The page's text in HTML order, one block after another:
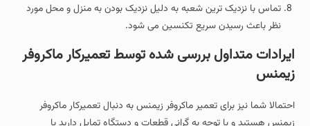
تماس با نزدیک ترین شعبه به دلیل نزدیک بودن به منزل و محل مورد
نظر باعث رسیدن سریع تکنسین می شود.
ایرادات متداول بررسی شده توسط تعمیرکار ماکروفر
زیمنس
احتمالا شما نیز برای تعمیر ماکروفر زیمنس به دنبال تعمیرکار ماکروفر
زیمنس هستید و با توجه به گرانی قطعات و دستگاه تمایل دارید با